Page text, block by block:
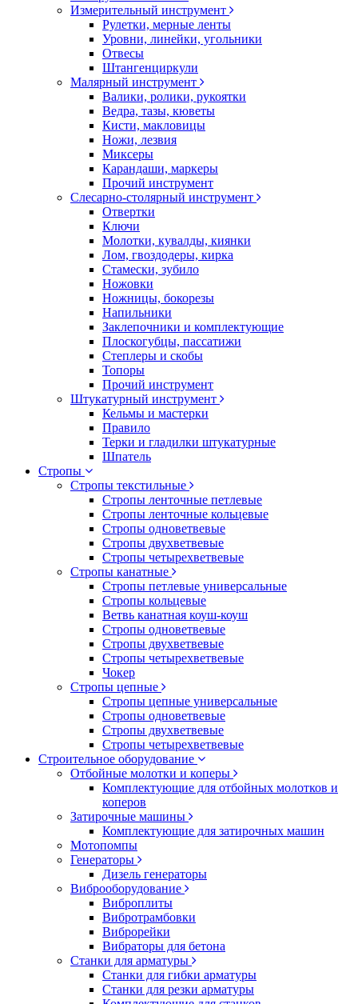
Измерительный инструмент
Рулетки, мерные ленты
Уровни, линейки, угольники
Отвесы
Штангенциркули
Малярный инструмент
Валики, ролики, рукоятки
Ведра, тазы, кюветы
Кисти, макловицы
Ножи, лезвия
Миксеры
Карандаши, маркеры
Прочий инструмент
Слесарно-столярный инструмент
Отвертки
Ключи
Молотки, кувалды, киянки
Лом, гвоздодеры, кирка
Стамески, зубило
Ножовки
Ножницы, бокорезы
Напильники
Заклепочники и комплектующие
Плоскогубцы, пассатижи
Степлеры и скобы
Топоры
Прочий инструмент
Штукатурный инструмент
Кельмы и мастерки
Правило
Терки и гладилки штукатурные
Шпатель
Стропы
Стропы текстильные
Стропы ленточные петлевые
Стропы ленточные кольцевые
Стропы одноветвевые
Стропы двухветвевые
Стропы четырехветвевые
Стропы канатные
Стропы петлевые универсальные
Стропы кольцевые
Ветвь канатная коуш-коуш
Стропы одноветвевые
Стропы двухветвевые
Стропы четырехветвевые
Чокер
Стропы цепные
Стропы цепные универсальные
Стропы одноветвевые
Стропы двухветвевые
Стропы четырехветвевые
Строительное оборудование
Отбойные молотки и коперы
Комплектующие для отбойных молотков и
коперов
Затирочные машины
Комплектующие для затирочных машин
Мотопомпы
Генераторы
Дизель генераторы
Виброоборудование
Виброплиты
Вибротрамбовки
Виброрейки
Вибраторы для бетона
Станки для арматуры
Станки для гибки арматуры
Станки для резки арматуры